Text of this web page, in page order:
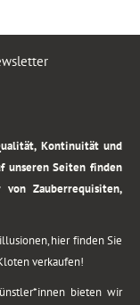
Kontinuität und
unseren Seiten finden
Zauberrequisiten,
hier finden Sie
verkaufen!
bieten wir